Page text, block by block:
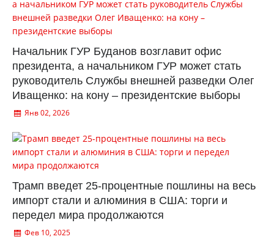
Начальник ГУР Буданов возглавит офис
президента, а начальником ГУР может стать
руководитель Службы внешней разведки Олег
Иващенко: на кону – президентские выборы
Янв 02, 2026
Трамп введет 25-процентные пошлины на весь
импорт стали и алюминия в США: торги и
передел мира продолжаются
Фев 10, 2025